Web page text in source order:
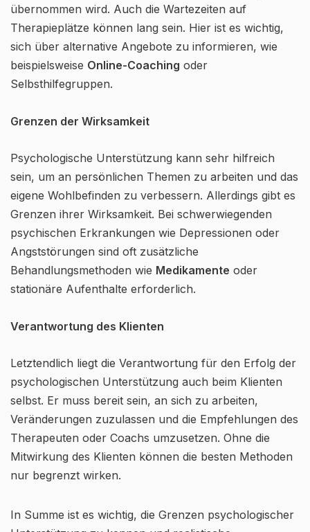
übernommen wird. Auch die Wartezeiten auf
Therapieplätze können lang sein. Hier ist es wichtig,
sich über alternative Angebote zu informieren, wie
beispielsweise Online-Coaching oder
Selbsthilfegruppen.
Grenzen der Wirksamkeit
Psychologische Unterstützung kann sehr hilfreich
sein, um an persönlichen Themen zu arbeiten und das
eigene Wohlbefinden zu verbessern. Allerdings gibt es
Grenzen ihrer Wirksamkeit. Bei schwerwiegenden
psychischen Erkrankungen wie Depressionen oder
Angststörungen sind oft zusätzliche
Behandlungsmethoden wie Medikamente oder
stationäre Aufenthalte erforderlich.
Verantwortung des Klienten
Letztendlich liegt die Verantwortung für den Erfolg der
psychologischen Unterstützung auch beim Klienten
selbst. Er muss bereit sein, an sich zu arbeiten,
Veränderungen zuzulassen und die Empfehlungen des
Therapeuten oder Coachs umzusetzen. Ohne die
Mitwirkung des Klienten können die besten Methoden
nur begrenzt wirken.
In Summe ist es wichtig, die Grenzen psychologischer